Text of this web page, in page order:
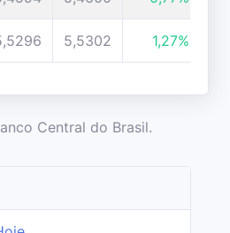
5,5302 1,27%
Central do Brasil.